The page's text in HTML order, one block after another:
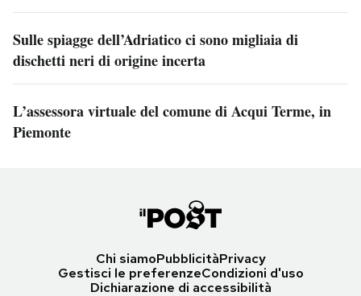
Sulle spiagge dell’Adriatico ci sono migliaia di
dischetti neri di origine incerta
L’assessora virtuale del comune di Acqui Terme, in
Piemonte
Chi siamoPubblicitàPrivacy
Gestisci le preferenzeCondizioni d'uso
Dichiarazione di accessibilità